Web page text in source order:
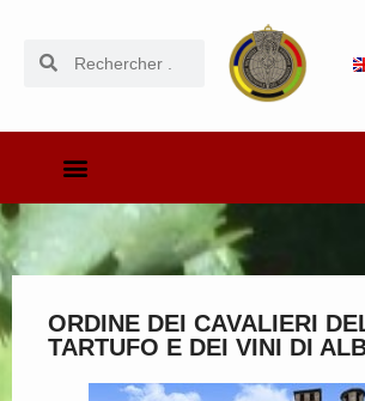
ORDINE DEI CAVALIERI
TARTUFO E DEI VINI DI